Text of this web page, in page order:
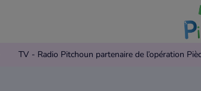
TV - Radio Pitchoun partenaire de